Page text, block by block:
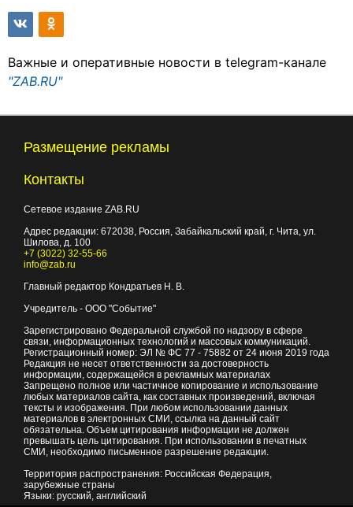
Важные и оперативные новости в telegram-канале
"ZAB.RU"
Размещение рекламы
Контакты
Сетевое издание ZAB.RU
Адрес редакции: 672038, Россия, Забайкальский край, г. Чита, ул.
Шилова, д. 100
+7 (3022) 32-55-66
info@zab.ru
Главный редактор Кондратьев Н. В.
Учредитель - ООО "Событие"
Зарегистрировано Федеральной службой по надзору в сфере
связи, информационных технологий и массовых коммуникаций.
Регистрационный номер: ЭЛ № ФС 77 - 75882 от 24 июня 2019 года
Редакция не несет ответственности за достоверность
информации, содержащейся в рекламных материалах
Запрещено полное или частичное копирование и использование
любых материалов сайта, как составных произведений, включая
тексты и изображения. При любом использовании данных
материалов в электронных СМИ, ссылка на данный сайт
обязательна. Объем цитирования информации не должен
превышать цель цитирования. При использовании в печатных
СМИ, необходимо письменное разрешение редакции.
Территория распространения: Российская Федерация,
зарубежные страны
Языки: русский, английский